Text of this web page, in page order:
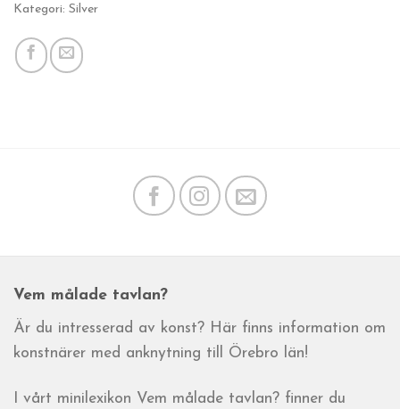
Kategori: Silver
Vem målade tavlan?
Är du intresserad av konst? Här finns information om
konstnärer med anknytning till Örebro län!
I vårt minilexikon Vem målade tavlan? finner du